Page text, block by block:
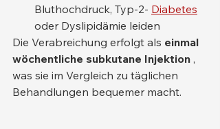
Bluthochdruck, Typ-2- Diabetes
oder Dyslipidämie leiden
Die Verabreichung erfolgt als einmal
wöchentliche subkutane Injektion ,
was sie im Vergleich zu täglichen
Behandlungen bequemer macht.